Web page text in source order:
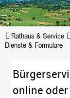
Rathaus & Service
Dienste & Formulare
online